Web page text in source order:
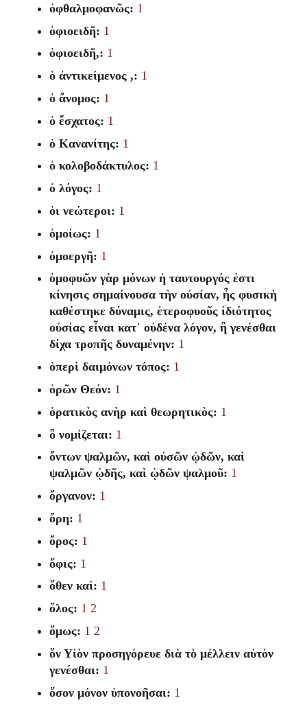
ὀφθαλμοφανῶς: 1
ὀφιοειδῆ: 1
ὀφιοειδῆ,: 1
ὁ ἀντικείμενος ,: 1
ὁ ἄνομος: 1
ὁ ἔσχατος: 1
ὁ Κανανίτης: 1
ὁ κολοβοδάκτυλος: 1
ὁ λόγος: 1
ὁι νεώτεροι: 1
ὁμοίως: 1
ὁμοεργῆ: 1
ὁμοφυῶν γὰρ μόνων ἡ ταυτουργός ἐστι
κίνησις σημαίνουσα τὴν οὐσίαν, ἧς φυσικὴ
καθέστηκε δύναμις, ἑτεροφυοῦς ἰδιότητος
οὐσίας εἶναι κατ᾽ οὐδένα λόγον, ἢ γενέσθαι
δίχα τροπῆς δυναμένην: 1
ὁπερὶ δαιμόνων τόπος: 1
ὁρῶν Θεόν: 1
ὁρατικὸς ανὴρ καὶ θεωρητικὸς: 1
ὃ νομίζεται: 1
ὄντων ψαλμῶν, καὶ οὐσῶν ᾠδῶν, καὶ
ψαλμῶν ᾠδῆς, καὶ ᾠδῶν ψαλμοῦ: 1
ὄργανον: 1
ὄρη: 1
ὄρος: 1
ὄφις: 1
ὅθεν καί: 1
ὅλος: 1 2
ὅμως: 1 2
ὅν Υἱὸν προσηγόρευε διὰ τὸ μέλλειν αὐτὸν
γενέσθαι: 1
ὅσον μόνον ὑπονοῆσαι: 1